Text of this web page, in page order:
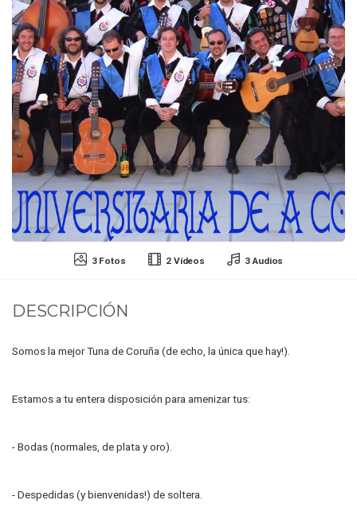
3 Fotos 2 Vídeos 3 Audios
DESCRIPCIÓN
Somos la mejor Tuna de Coruña (de echo, la única que hay!).
Estamos a tu entera disposición para amenizar tus:
- Bodas (normales, de plata y oro).
- Despedidas (y bienvenidas!) de soltera.